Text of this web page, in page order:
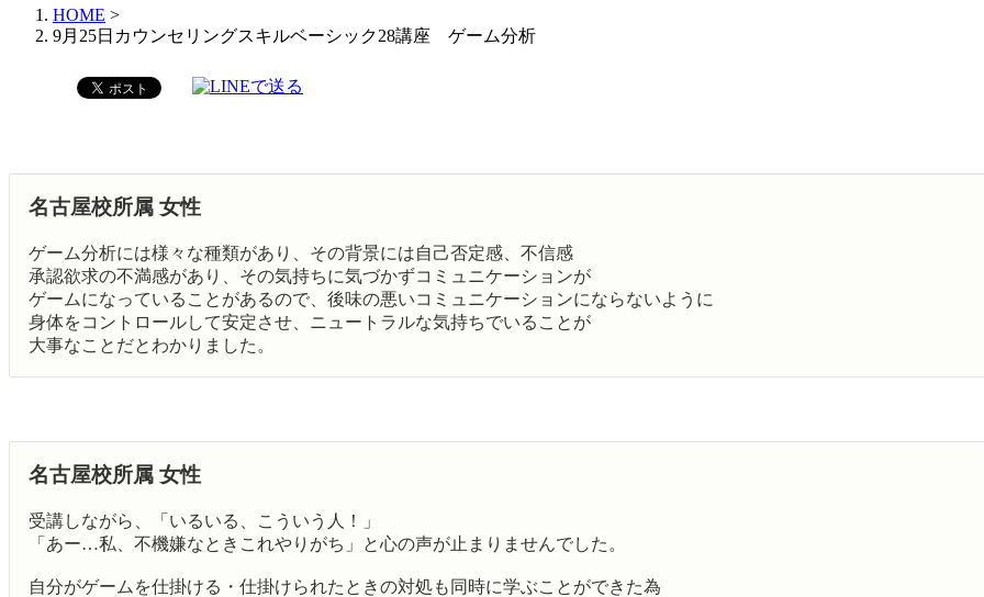
HOME >
9月25日カウンセリングスキルベーシック28講座 ゲーム分析
名古屋校所属 女性
ゲーム分析には様々な種類があり、その背景には自己否定感、不信感
承認欲求の不満感があり、その気持ちに気づかずコミュニケーションが
ゲームになっていることがあるので、後味の悪いコミュニケーションにならないように
身体をコントロールして安定させ、ニュートラルな気持ちでいることが
大事なことだとわかりました。
名古屋校所属 女性
受講しながら、「いるいる、こういう人！」
「あー…私、不機嫌なときこれやりがち」と心の声が止まりませんでした。
自分がゲームを仕掛ける・仕掛けられたときの対処も同時に学ぶことができた為